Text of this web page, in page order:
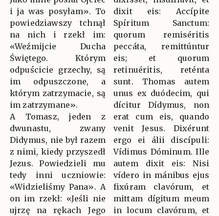
i ja was posyłam». To
powiedziawszy tchnął
na nich i rzekł im:
«Weźmijcie Ducha
Świętego. Którym
odpuścicie grzechy, są
im odpuszczone, a
którym zatrzymacie, są
im zatrzymane».
A Tomasz, jeden z
dwunastu, zwany
Didymus, nie był razem
z nimi, kiedy przyszedł
Jezus. Powiedzieli mu
tedy inni uczniowie:
«Widzieliśmy Pana». A
on im rzekł: «Jeśli nie
ujrzę na rękach Jego
dixit eis: Accípite
Spíritum Sanctum:
quorum remiséritis
peccáta, remittúntur
eis; et quorum
retinuéritis, reténta
sunt. Thomas autem
unus ex duódecim, qui
dícitur Dídymus, non
erat cum eis, quando
venit Jesus. Dixérunt
ergo ei álii discípuli:
Vídimus Dóminum. Ille
autem dixit eis: Nisi
vídero in mánibus ejus
fixúram clavórum, et
mittam dígitum meum
in locum clavórum, et